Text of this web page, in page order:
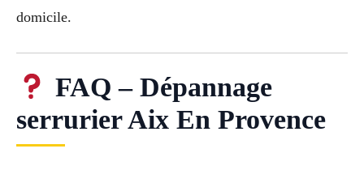
domicile.
FAQ – Dépannage
serrurier Aix En Provence